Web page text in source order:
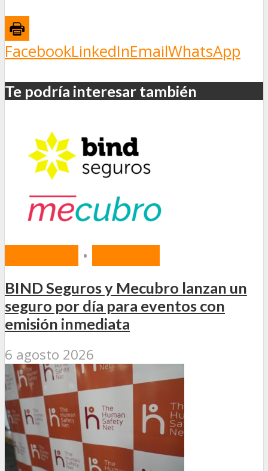
FacebookLinkedInEmailWhatsApp
Te podría interesar también
•
BIND Seguros y Mecubro lanzan un
seguro por día para eventos con
emisión inmediata
6 agosto 2026